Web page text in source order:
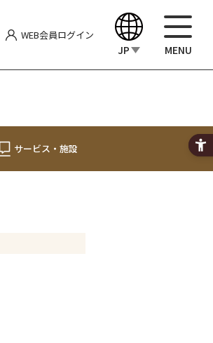
WEB会員ログイン
JP
中文（繁體）
MENU
サービス・施設